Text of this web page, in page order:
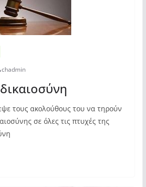
chadmin
τους ακολούθους του να τηρούν
σε όλες τις πτυχές της